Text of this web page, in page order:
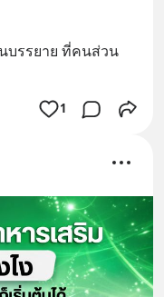
บรรยาย ที่คนส่วน
1